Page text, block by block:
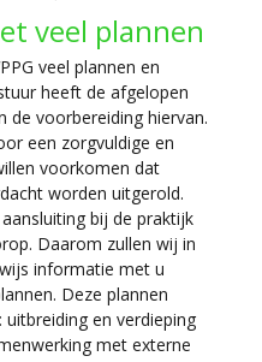
veel plannen
veel plannen en
heeft de afgelopen
de voorbereiding hiervan.
een zorgvuldige en
voorkomen dat
worden uitgerold.
bij de praktijk
Daarom zullen wij in
informatie met u
Deze plannen
en verdieping
met externe